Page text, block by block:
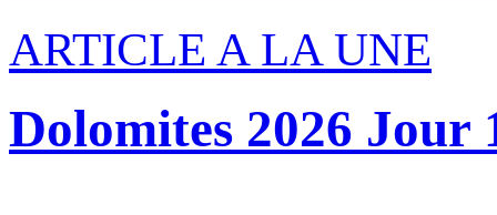
ARTICLE A LA UNE
Dolomites 2026 Jour